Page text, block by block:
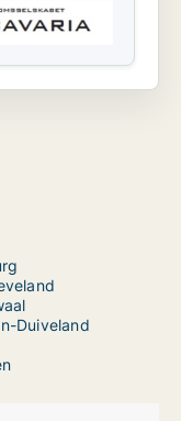
Duiveland